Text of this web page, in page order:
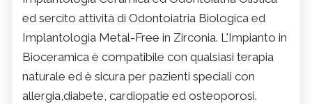
ed sercito attività di Odontoiatria Biologica ed
Implantologia Metal-Free in Zirconia. L'Impianto in
Bioceramica è compatibile con qualsiasi terapia
naturale ed è sicura per pazienti speciali con
allergia,diabete, cardiopatie ed osteoporosi.